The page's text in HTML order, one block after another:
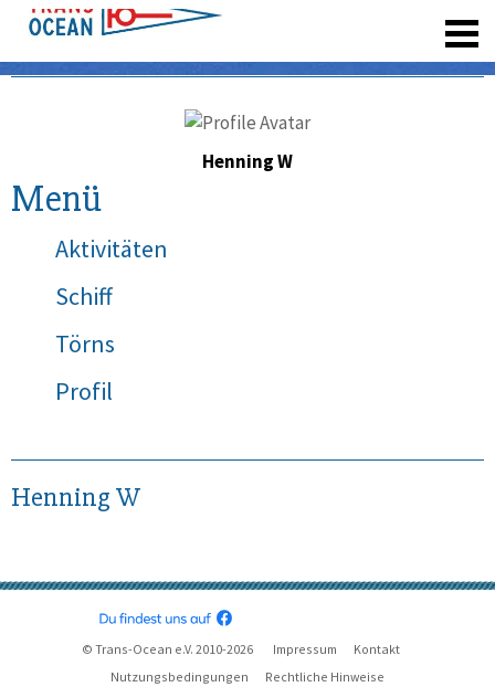
Henning W
Menü
Aktivitäten
Schiff
Törns
Profil
Henning W
© Trans-Ocean e.V. 2010-2026 Impressum
Kontakt
Nutzungsbedingungen
Rechtliche Hinweise